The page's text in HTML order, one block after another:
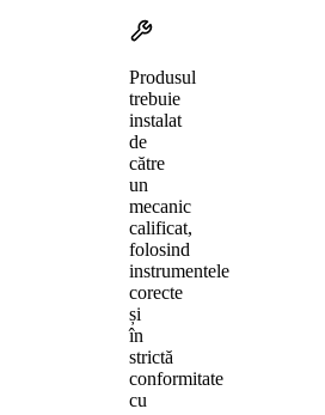
Produsul
trebuie
instalat
de
către
un
mecanic
calificat,
folosind
instrumentele
corecte
și
în
strictă
conformitate
cu